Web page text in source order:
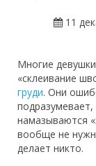
11
Многие
«склеивание
груди. Они
намазываются
вообще не
делает никто.